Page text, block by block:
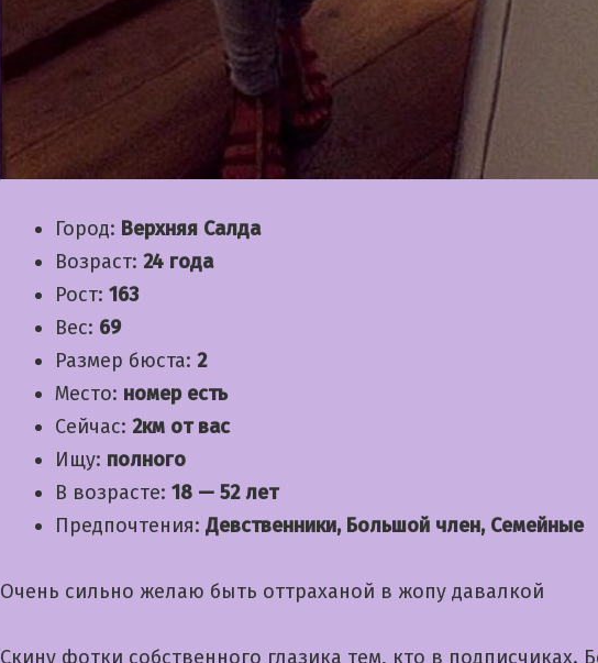
Город: Верхняя Салда
Возраст: 24 года
Рост: 163
Вес: 69
Размер бюста: 2
Место: номер есть
Сейчас: 2км от вас
Ищу: полного
В возрасте: 18 — 52 лет
Предпочтения: Девственники, Большой член, Семейные
Очень сильно желаю быть оттраханой в жопу давалкой
Скину фотки собственного глазика тем, кто в подписчиках.